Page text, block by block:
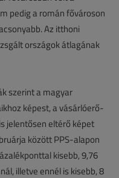
pedig a román fővároson
Az itthoni
országok átlagának
szerint a magyar
képest, a vásárlóerő-
jelentősen eltérő képet
között PPS-alapon
kisebb, 9,76
illetve ennél is kisebb, 8